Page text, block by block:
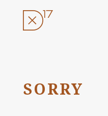
tartalomhoz
SORRY